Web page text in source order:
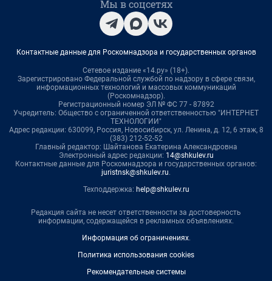
Мы в соцсетях
Контактные данные для Роскомнадзора и государственных органов
Сетевое издание «14.ру» (18+).
Зарегистрировано Федеральной службой по надзору в сфере связи,
информационных технологий и массовых коммуникаций
(Роскомнадзор).
Регистрационный номер ЭЛ № ФС 77 - 87892
Учредитель: Общество с ограниченной ответственностью "ИНТЕРНЕТ
ТЕХНОЛОГИИ"
Адрес редакции: 630099, Россия, Новосибирск, ул. Ленина, д. 12, 6 этаж, 8
(383) 212-52-52
Главный редактор: Шайтанова Екатерина Александровна
Электронный адрес редакции: 14@shkulev.ru
Контактные данные для Роскомнадзора и государственных органов:
juristnsk@shkulev.ru.
Техподдержка: help@shkulev.ru
Редакция сайта не несет ответственности за достоверность
информации, содержащейся в рекламных объявлениях.
Информация об ограничениях.
Политика использования cookies
Рекомендательные системы